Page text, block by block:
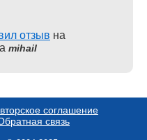
отзыв на
mihail
соглашение
связь